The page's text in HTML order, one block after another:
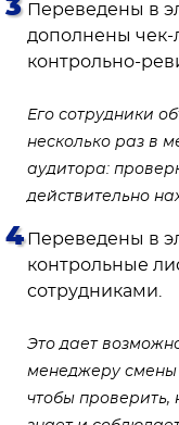
Переведены в
дополнены чек-
контрольно-
Его сотрудники
несколько раз в
аудитора:
действительно
Переведены в
контрольные
сотрудниками.
Это дает
менеджеру смены
чтобы проверить,